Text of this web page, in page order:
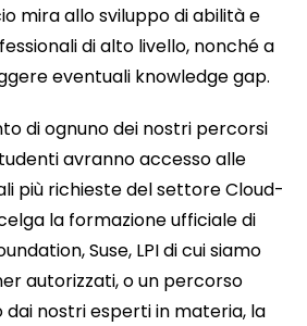
mira allo sviluppo di abilità e
di alto livello, nonché a
eventuali knowledge gap.
di ognuno dei nostri percorsi
avranno accesso alle
più richieste del settore Cloud-
la formazione ufficiale di
Suse, LPI di cui siamo
autorizzati, o un percorso
nostri esperti in materia, la